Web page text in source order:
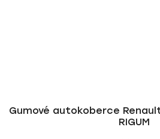
Gumové autokoberce
RIGUM